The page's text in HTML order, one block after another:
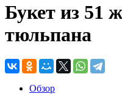
Букет из 51
тюльпана
Обзор